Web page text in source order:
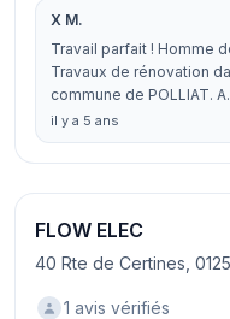
X M.
Travail parfait ! Homme
Travaux de rénovation
commune de POLLIAT.
il y a 5 ans
FLOW ELEC
40 Rte de Certines,
1 avis vérifiés